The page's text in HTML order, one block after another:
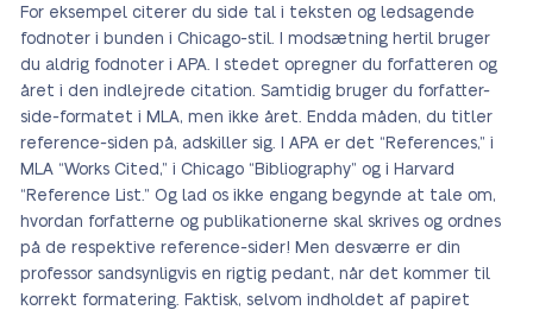
For eksempel citerer du side tal i teksten og ledsagende
fodnoter i bunden i Chicago-stil. I modsætning hertil bruger
du aldrig fodnoter i APA. I stedet opregner du forfatteren og
året i den indlejrede citation. Samtidig bruger du forfatter-
side-formatet i MLA, men ikke året. Endda måden, du titler
reference-siden på, adskiller sig. I APA er det “References,” i
MLA “Works Cited,” i Chicago “Bibliography” og i Harvard
“Reference List.” Og lad os ikke engang begynde at tale om,
hvordan forfatterne og publikationerne skal skrives og ordnes
på de respektive reference-sider! Men desværre er din
professor sandsynligvis en rigtig pedant, når det kommer til
korrekt formatering. Faktisk, selvom indholdet af papiret